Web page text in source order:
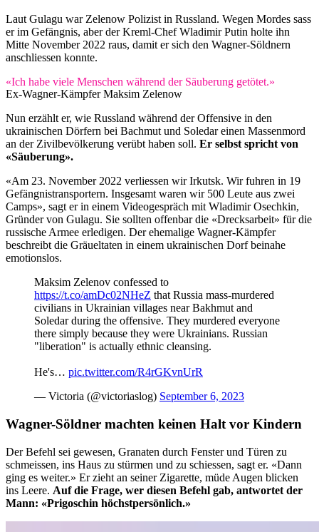
Laut Gulagu war Zelenow Polizist in Russland. Wegen Mordes sass
er im Gefängnis, aber der Kreml-Chef Wladimir Putin holte ihn
Mitte November 2022 raus, damit er sich den Wagner-Söldnern
anschliessen konnte.
«Ich habe viele Menschen während der Säuberung getötet.»
Ex-Wagner-Kämpfer Maksim Zelenow
Nun erzählt er, wie Russland während der Offensive in den
ukrainischen Dörfern bei Bachmut und Soledar einen Massenmord
an der Zivilbevölkerung verübt haben soll. Er selbst spricht von
«Säuberung».
«Am 23. November 2022 verliessen wir Irkutsk. Wir fuhren in 19
Gefängnistransportern. Insgesamt waren wir 500 Leute aus zwei
Camps», sagt er in einem Videogespräch mit Wladimir Osechkin,
Gründer von Gulagu. Sie sollten offenbar die «Drecksarbeit» für die
russische Armee erledigen. Der ehemalige Wagner-Kämpfer
beschreibt die Gräueltaten in einem ukrainischen Dorf beinahe
emotionslos.
Maksim Zelenov confessed to
https://t.co/amDc02NHeZ that Russia mass-murdered
civilians in Ukrainian villages near Bakhmut and
Soledar during the offensive. They murdered everyone
there simply because they were Ukrainians. Russian
"liberation" is actually ethnic cleansing.
He's… pic.twitter.com/R4rGKvnUrR
— Victoria (@victoriaslog) September 6, 2023
Wagner-Söldner machten keinen Halt vor Kindern
Der Befehl sei gewesen, Granaten durch Fenster und Türen zu
schmeissen, ins Haus zu stürmen und zu schiessen, sagt er. «Dann
ging es weiter.» Er zieht an seiner Zigarette, müde Augen blicken
ins Leere. Auf die Frage, wer diesen Befehl gab, antwortet der
Mann: «Prigoschin höchstpersönlich.»